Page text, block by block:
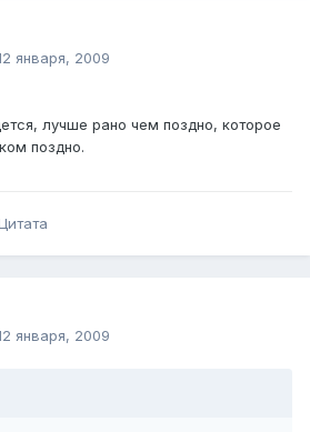
января, 2009
лучше рано чем поздно, которое
поздно.
января, 2009